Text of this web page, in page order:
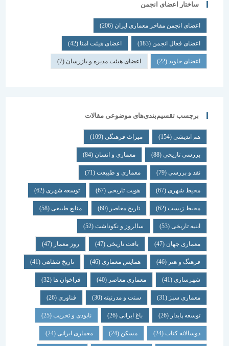
ساختار اعضای انجمن
اعضای انجمن مفاخر معماری ایران (206)
اعضای فعال انجمن(183) اعضای هیئت امنا(42)
اعضای جاوید(22) اعضای هیئت مدیره و بازرسان(7)
برچسب تقسیم‌بندی‌های موضوعی مقالات
هم اندیشی (154) میراث فرهنگی (109)
بررسی تاریخی (88) معماری و انسان (84)
نقد و بررسی (79) معماری و طبیعت (71)
محیط شهری(67) هویت تاریخی(67) توسعه شهری(62)
محیط زیست(62) تاریخ معاصر(60) منابع طبیعی(58)
ابنیه تاریخی(53) سالروز و نکوداشت(52)
معماری جهان (47) بافت تاریخی(47) روز معمار(47)
فرهنگ و هنر(46) همایش معماری (46) تاریخ شفاهی (41)
شهرسازی(41) معماری معاصر(40) فراخوان ها (32)
معماری سبز(31) سنت و مدرنیته(30) فناوری (26)
توسعه پایدار(26) باغ ایرانی(26) نابودی و تخریب(25)
دوسالانه کتاب(24) مسکن (24) معماری ایرانی(24)